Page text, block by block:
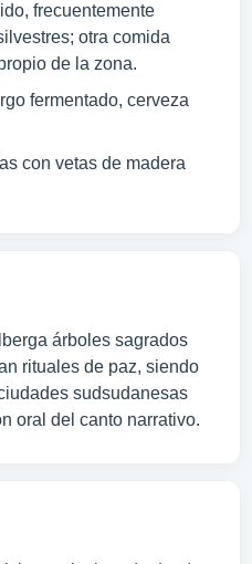
frecuentemente
otra comida
de la zona.
fermentado, cerveza
con vetas de madera
árboles sagrados
rituales de paz, siendo
sudsudanesas
oral del canto narrativo.